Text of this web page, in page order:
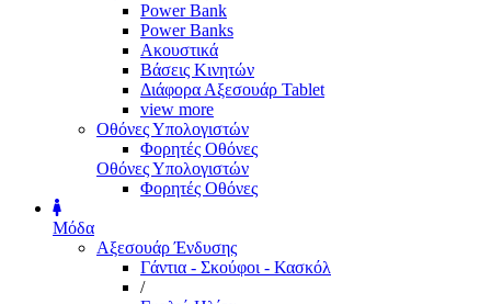
Power Bank
Power Banks
Ακουστικά
Βάσεις Κινητών
Διάφορα Αξεσουάρ Tablet
view more
Οθόνες Υπολογιστών
Φορητές Οθόνες
Οθόνες Υπολογιστών
Φορητές Οθόνες
Μόδα
Αξεσουάρ Ένδυσης
Γάντια - Σκούφοι - Κασκόλ
/